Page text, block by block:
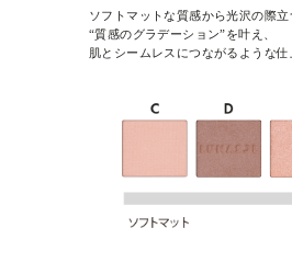
ソフトマットな質感から光沢の際立
“質感のグラデーション”を叶え、
肌とシームレスにつながるような仕